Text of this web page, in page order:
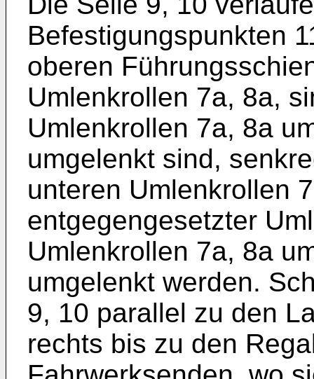
Befestigungspunkten
oberen
Umlenkrollen 7a, 8a,
Umlenkrollen 7a, 8a
umgelenkt sind,
unteren Umlenkrollen
entgegengesetzter
Umlenkrollen 7a, 8a
umgelenkt werden.
9, 10 parallel zu den
rechts bis zu den